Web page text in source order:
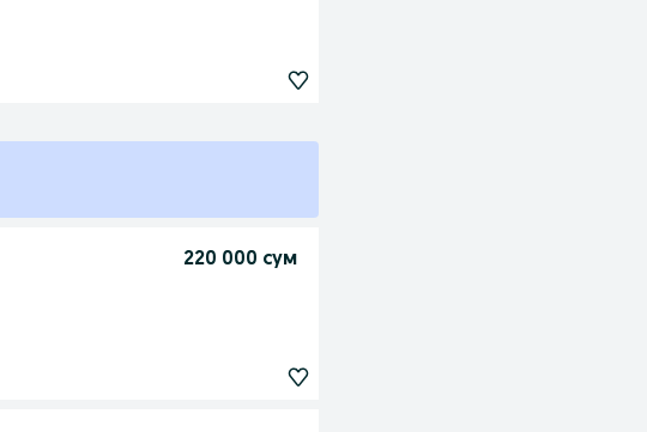
220 000 сум